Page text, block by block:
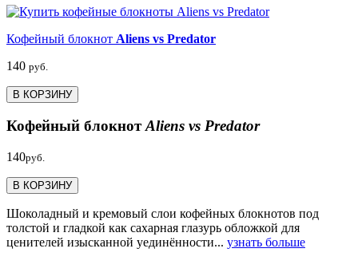
Кофейный блокнот Aliens vs Predator
140 руб.
В КОРЗИНУ
Кофейный блокнотAliens vs Predator
140руб.
В КОРЗИНУ
Шоколадный и кремовый слои кофейных блокнотов под
толстой и гладкой как сахарная глазурь обложкой для
ценителей изысканной уединённости... узнать больше